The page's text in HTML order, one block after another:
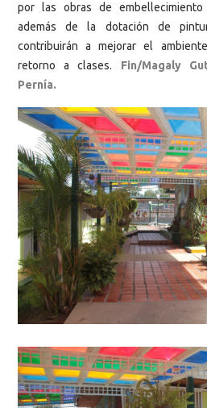
por las obras de
además de la dotación de
contribuirán a mejorar el
retorno a clases. Fin/Magaly
Pernía.